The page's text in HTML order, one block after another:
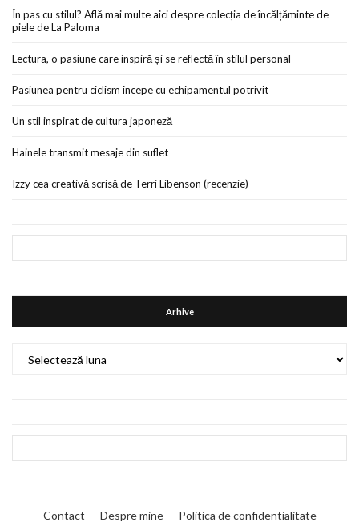
În pas cu stilul? Află mai multe aici despre colecția de încălțăminte de
piele de La Paloma
Lectura, o pasiune care inspiră și se reflectă în stilul personal
Pasiunea pentru ciclism începe cu echipamentul potrivit
Un stil inspirat de cultura japoneză
Hainele transmit mesaje din suflet
Izzy cea creativă scrisă de Terri Libenson (recenzie)
Arhive
Contact Despre mine Politica de confidentialitate